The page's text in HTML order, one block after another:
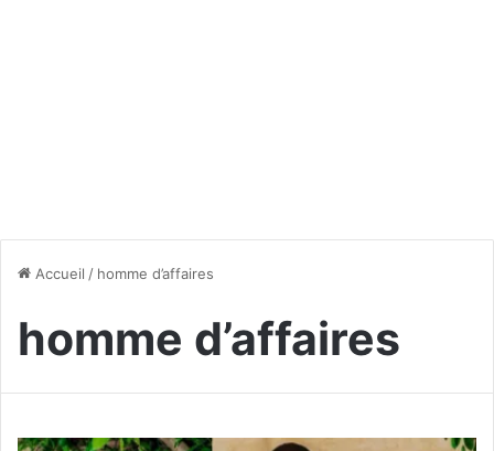
Accueil / homme d’affaires
homme d’affaires